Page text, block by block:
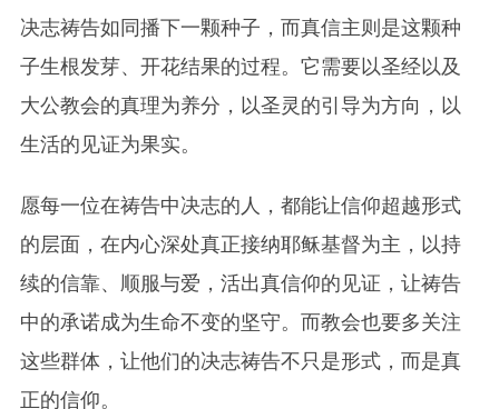
决志祷告如同播下一颗种子，而真信主则是这颗种
子生根发芽、开花结果的过程。它需要以圣经以及
大公教会的真理为养分，以圣灵的引导为方向，以
生活的见证为果实。
愿每一位在祷告中决志的人，都能让信仰超越形式
的层面，在内心深处真正接纳耶稣基督为主，以持
续的信靠、顺服与爱，活出真信仰的见证，让祷告
中的承诺成为生命不变的坚守。而教会也要多关注
这些群体，让他们的决志祷告不只是形式，而是真
正的信仰。